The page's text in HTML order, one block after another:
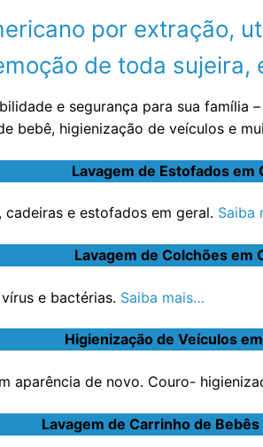
por extração,
de toda
e segurança para sua
bebê, higienização de veículos e
Lavagem de Estofados em
e estofados em geral. Saiba
Lavagem de Colchões em
e bactérias. Saiba mais…
Higienização de Veículos
aparência de novo. Couro-
Lavagem de Carrinho de Bebês